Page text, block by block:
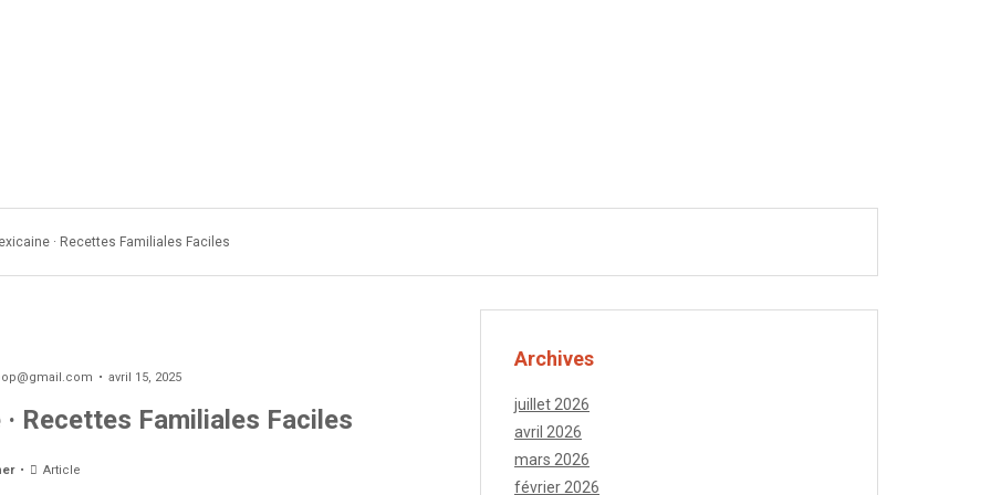
· Recettes Familiales Faciles
avril 15, 2025
Recettes Familiales Faciles
Article
Archives
juillet 2026
avril 2026
mars 2026
février 2026